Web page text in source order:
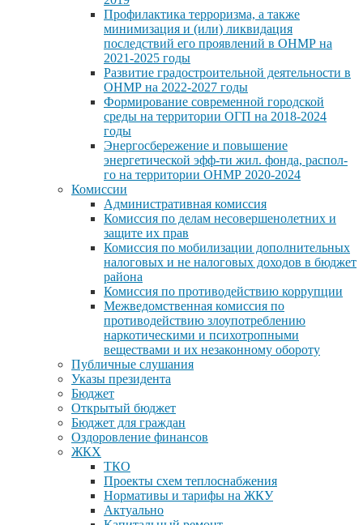
Профилактика терроризма, а также
минимизация и (или) ликвидация
последствий его проявлений в ОНМР на
2021-2025 годы
Развитие градостроительной деятельности в
ОНМР на 2022-2027 годы
Формирование современной городской
среды на территории ОГП на 2018-2024
годы
Энергосбережение и повышение
энергетической эфф-ти жил. фонда, распол-
го на территории ОНМР 2020-2024
Комиссии
Административная комиссия
Комиссия по делам несовершенолетних и
защите их прав
Комиссия по мобилизации дополнительных
налоговых и не налоговых доходов в бюджет
района
Комиссия по противодействию коррупции
Межведомственная комиссия по
противодействию злоупотреблению
наркотическими и психотропными
веществами и их незаконному обороту
Публичные слушания
Указы президента
Бюджет
Открытый бюджет
Бюджет для граждан
Оздоровление финансов
ЖКХ
ТКО
Проекты схем теплоснабжения
Нормативы и тарифы на ЖКУ
Актуально